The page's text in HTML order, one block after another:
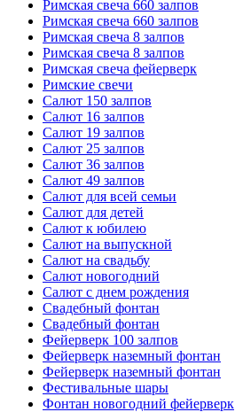
Римская свеча 660 залпов
Римская свеча 660 залпов
Римская свеча 8 залпов
Римская свеча 8 залпов
Римская свеча фейерверк
Римские свечи
Салют 150 залпов
Салют 16 залпов
Салют 19 залпов
Салют 25 залпов
Салют 36 залпов
Салют 49 залпов
Салют для всей семьи
Салют для детей
Салют к юбилею
Салют на выпускной
Салют на свадьбу
Салют новогодний
Салют с днем рождения
Свадебный фонтан
Свадебный фонтан
Фейерверк 100 залпов
Фейерверк наземный фонтан
Фейерверк наземный фонтан
Фестивальные шары
Фонтан новогодний фейерверк